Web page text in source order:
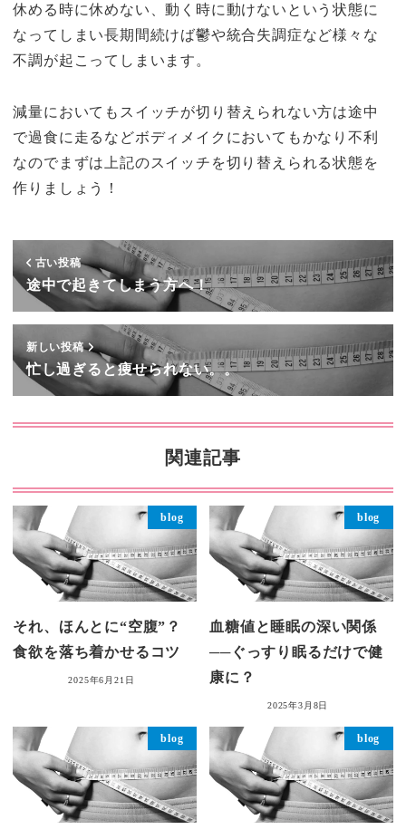
休める時に休めない、動く時に動けないという状態に
なってしまい長期間続けば鬱や統合失調症など様々な
不調が起こってしまいます。
減量においてもスイッチが切り替えられない方は途中
で過食に走るなどボディメイクにおいてもかなり不利
なのでまずは上記のスイッチを切り替えられる状態を
作りましょう！
古い投稿
途中で起きてしまう方へ！
新しい投稿
忙し過ぎると痩せられない。。
関連記事
blog
それ、ほんとに“空腹”？
食欲を落ち着かせるコツ
2025年6月21日
blog
血糖値と睡眠の深い関係
──ぐっすり眠るだけで健
康に？
2025年3月8日
blog blog